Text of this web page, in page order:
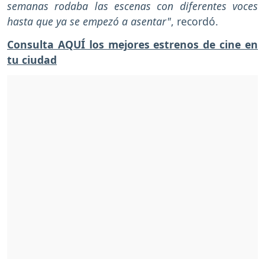
semanas rodaba las escenas con diferentes voces
hasta que ya se empezó a asentar", recordó.
Consulta AQUÍ los mejores estrenos de cine en
tu ciudad